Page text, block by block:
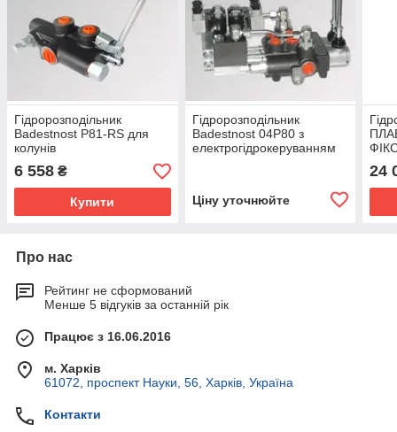
Гідророзподільник
Badestnost Р81-RS для
колунів
6 558 ₴
Купити
Гідророзподільник
Badestnost 04Р80 з
електрогідрокеруванням
Ціну уточнюйте
80
24
Про нас
Рейтинг не сформований
Менше 5 відгуків за останній рік
Працює з 16.06.2016
м. Харків
61072, проспект Науки, 56, Харків, Україна
Контакти